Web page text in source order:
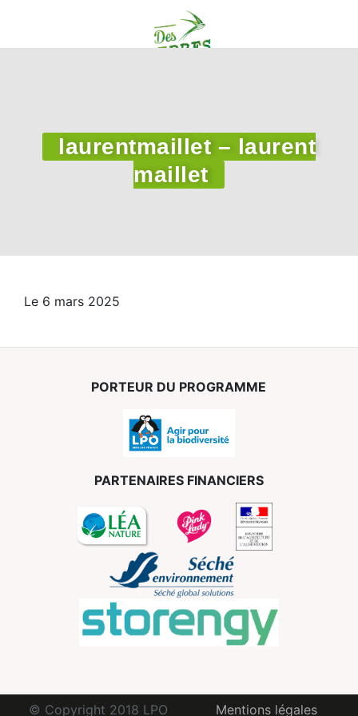
laurentmaillet – laurent
maillet
Le 6 mars 2025
PORTEUR DU PROGRAMME
PARTENAIRES FINANCIERS
© Copyright 2018 LPO Mentions légales